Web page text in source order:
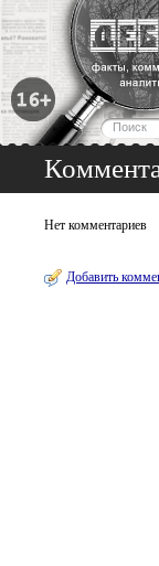
Нет комментариев
Добавить